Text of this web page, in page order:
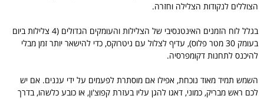
הצוללים לנקודות הצלילה וחזרה.
בגלל לוח הזמנים האינטנסיבי של הצלילות והעומקים הגדולים (4 צלילות ביום
בעומק 30 מטר פלוס), עדיף לצלול עם ניטרוקס, כדי להישאר יותר זמן מבלי
להיכנס לתחנות דקומפרסיה.
השמש תמיד מאוד נוכחת, אפילו אם מוסתרת לפעמים על ידי עננים. אם יש
לכם ראש מבריק, כמוני, דאגו להגן עליו בעזרת קפוצ'ון, או כובע כלשהו, בדרך